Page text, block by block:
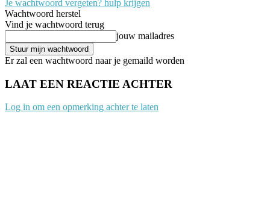
Je wachtwoord vergeten? hulp krijgen
Wachtwoord herstel
Vind je wachtwoord terug
jouw mailadres
Er zal een wachtwoord naar je gemaild worden
LAAT EEN REACTIE ACHTER
Log in om een opmerking achter te laten